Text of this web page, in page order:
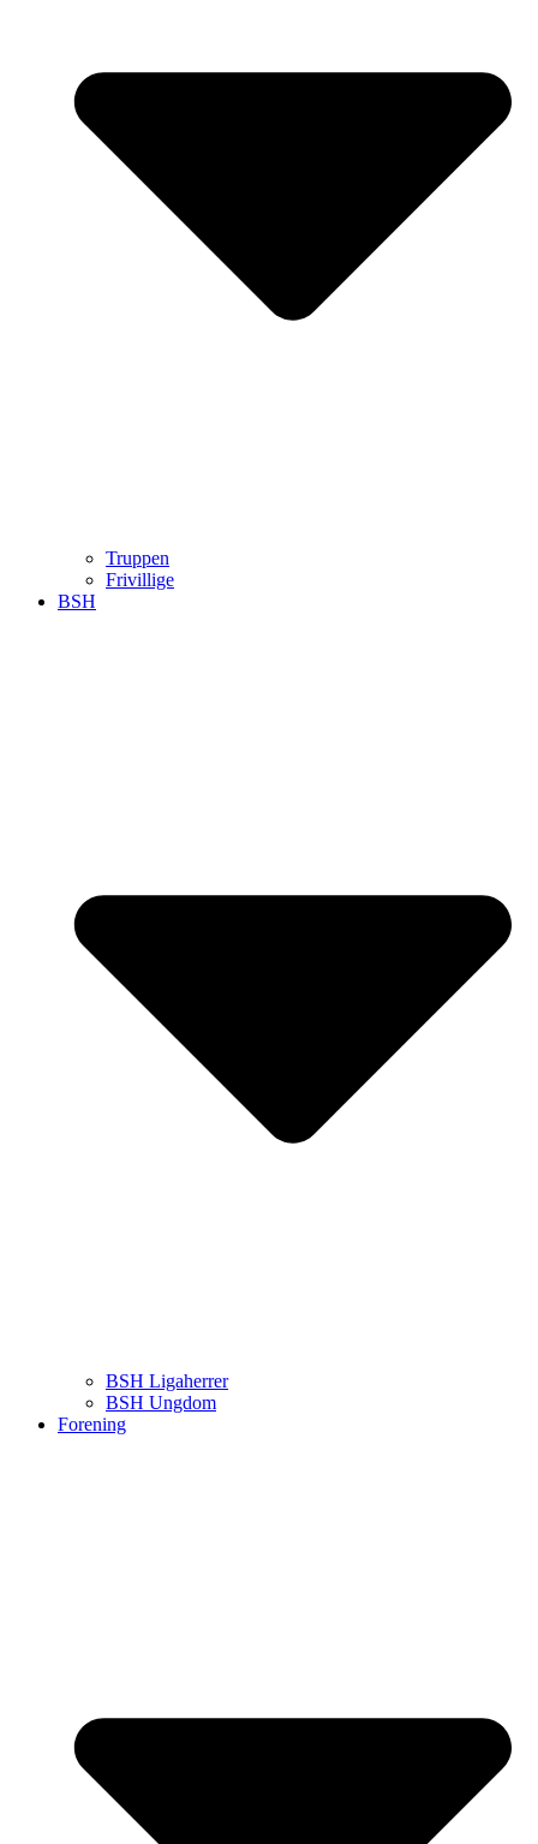
Truppen
Frivillige
BSH
BSH Ligaherrer
BSH Ungdom
Forening